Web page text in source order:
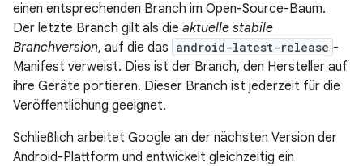
einen entsprechenden Branch im Open-Source-Baum.
Der letzte Branch gilt als die aktuelle stabile
Branchversion, auf die das android-latest-release -
Manifest verweist. Dies ist der Branch, den Hersteller auf
ihre Geräte portieren. Dieser Branch ist jederzeit für die
Veröffentlichung geeignet.
Schließlich arbeitet Google an der nächsten Version der
Android-Plattform und entwickelt gleichzeitig ein